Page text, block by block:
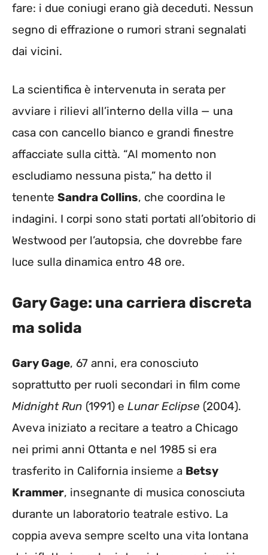
fare: i due coniugi erano già deceduti. Nessun
segno di effrazione o rumori strani segnalati
dai vicini.
La scientifica è intervenuta in serata per
avviare i rilievi all’interno della villa — una
casa con cancello bianco e grandi finestre
affacciate sulla città. “Al momento non
escludiamo nessuna pista,” ha detto il
tenente Sandra Collins, che coordina le
indagini. I corpi sono stati portati all’obitorio di
Westwood per l’autopsia, che dovrebbe fare
luce sulla dinamica entro 48 ore.
Gary Gage: una carriera discreta
ma solida
Gary Gage, 67 anni, era conosciuto
soprattutto per ruoli secondari in film come
Midnight Run (1991) e Lunar Eclipse (2004).
Aveva iniziato a recitare a teatro a Chicago
nei primi anni Ottanta e nel 1985 si era
trasferito in California insieme a Betsy
Krammer, insegnante di musica conosciuta
durante un laboratorio teatrale estivo. La
coppia aveva sempre scelto una vita lontana